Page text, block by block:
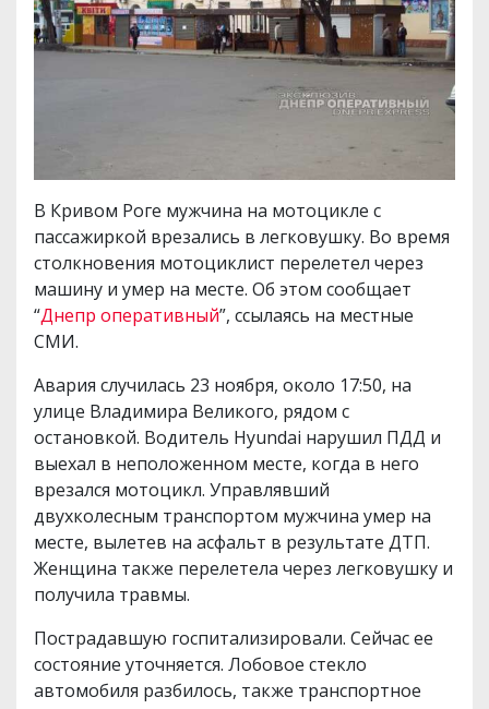
В Кривом Роге мужчина на мотоцикле с
пассажиркой врезались в легковушку. Во время
столкновения мотоциклист перелетел через
машину и умер на месте. Об этом сообщает
“Днепр оперативный”, ссылаясь на местные
СМИ.
Авария случилась 23 ноября, около 17:50, на
улице Владимира Великого, рядом с
остановкой. Водитель Hyundai нарушил ПДД и
выехал в неположенном месте, когда в него
врезался мотоцикл. Управлявший
двухколесным транспортом мужчина умер на
месте, вылетев на асфальт в результате ДТП.
Женщина также перелетела через легковушку и
получила травмы.
Пострадавшую госпитализировали. Сейчас ее
состояние уточняется. Лобовое стекло
автомобиля разбилось, также транспортное